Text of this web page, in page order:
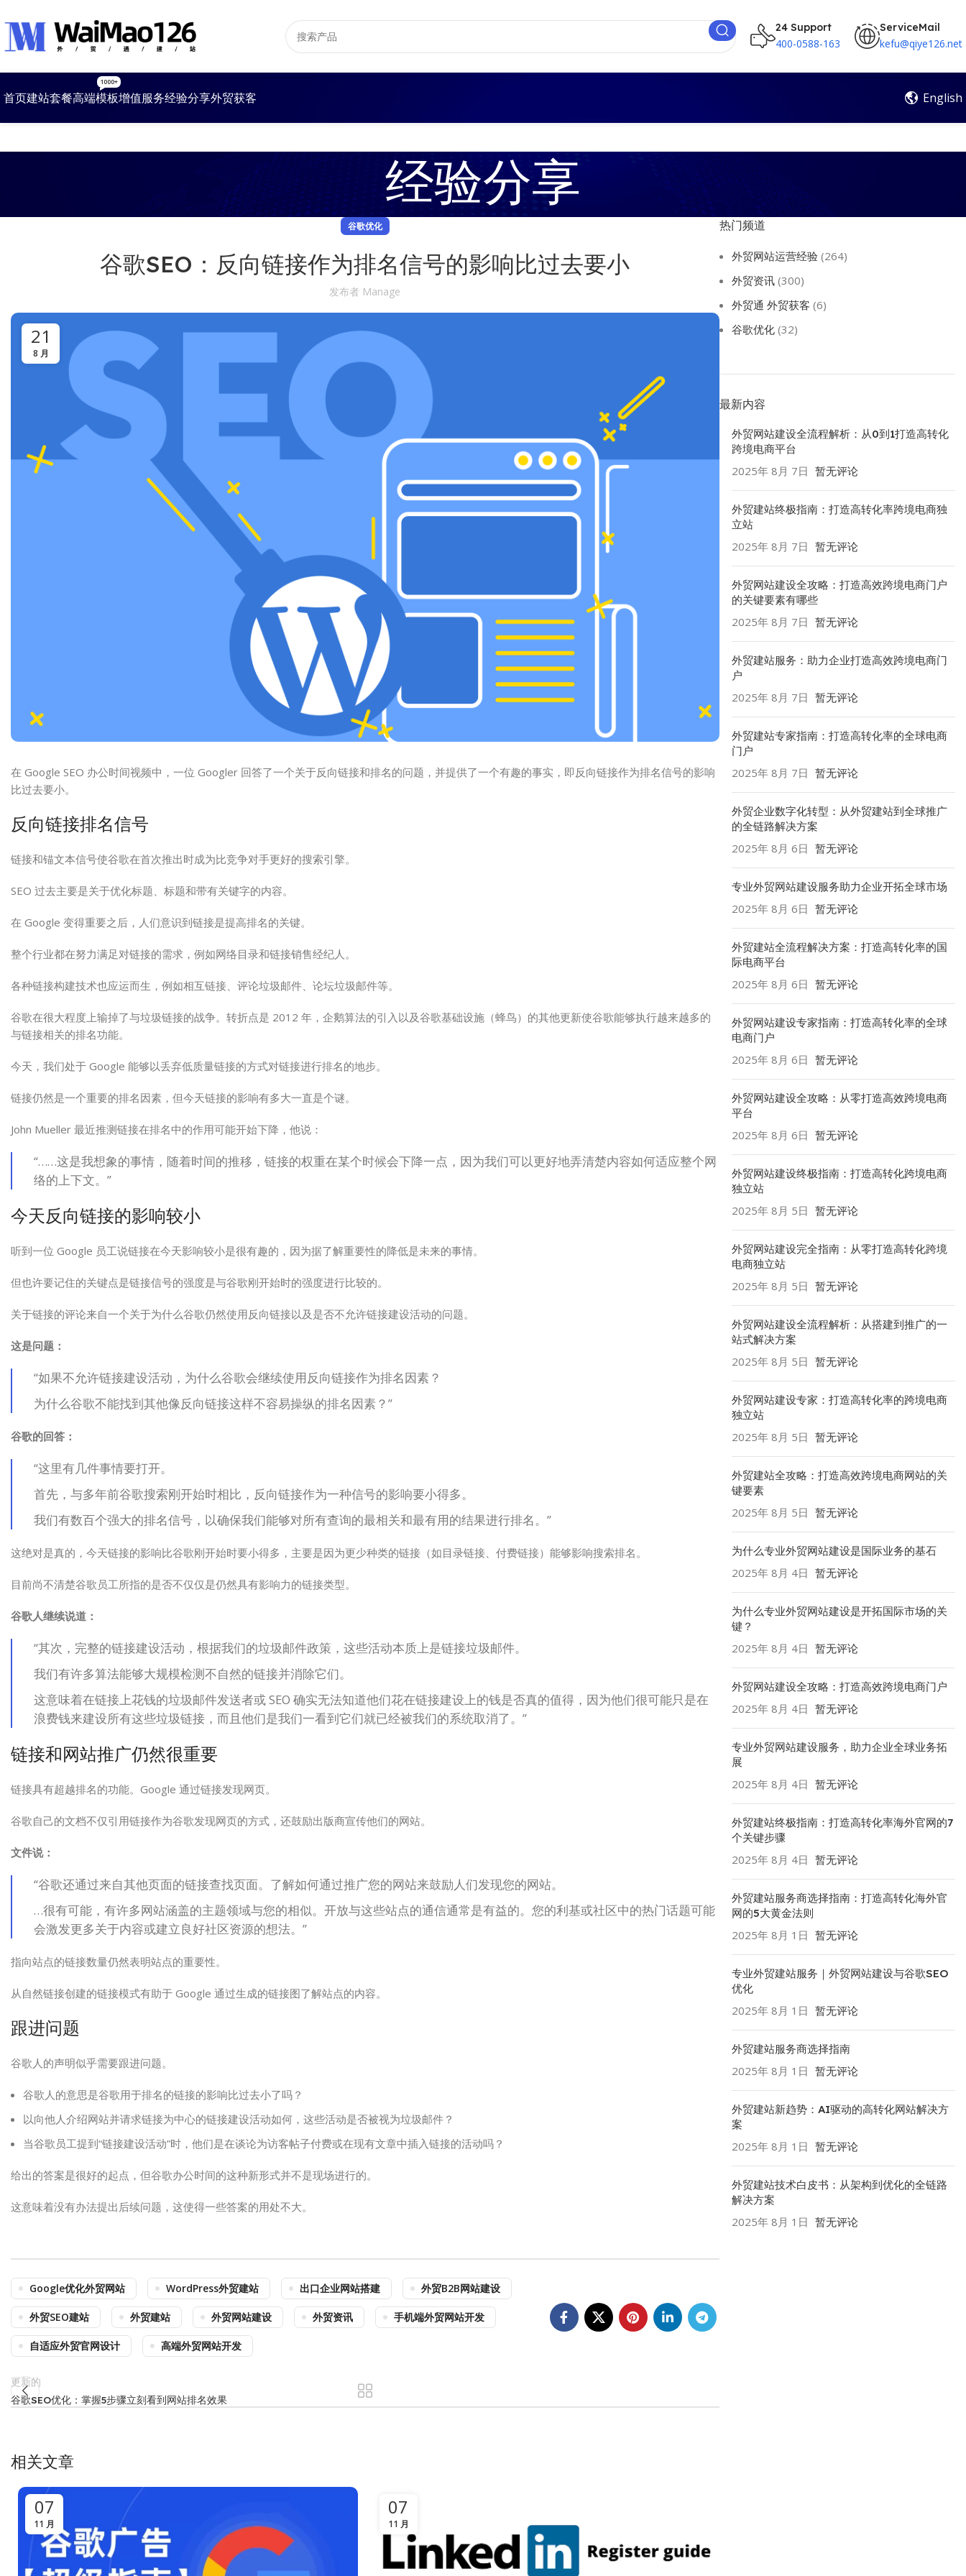
24 Support
400-0588-163
ServiceMail
kefu@qiye126.net
首页建站套餐高端模板
1000+
增值服务经验分享外贸获客 English
经验分享
谷歌优化
谷歌SEO：反向链接作为排名信号的影响比过去要小
发布者 Manage
21
8 月
在 Google SEO 办公时间视频中，一位 Googler 回答了一个关于反向链接和排名的问题，并提供了一个有趣的事实，即反向链接作为排名信号的影响
比过去要小。
反向链接排名信号
链接和锚文本信号使谷歌在首次推出时成为比竞争对手更好的搜索引擎。
SEO 过去主要是关于优化标题、标题和带有关键字的内容。
在 Google 变得重要之后，人们意识到链接是提高排名的关键。
整个行业都在努力满足对链接的需求，例如网络目录和链接销售经纪人。
各种链接构建技术也应运而生，例如相互链接、评论垃圾邮件、论坛垃圾邮件等。
谷歌在很大程度上输掉了与垃圾链接的战争。转折点是 2012 年，企鹅算法的引入以及谷歌基础设施（蜂鸟）的其他更新使谷歌能够执行越来越多的
与链接相关的排名功能。
今天，我们处于 Google 能够以丢弃低质量链接的方式对链接进行排名的地步。
链接仍然是一个重要的排名因素，但今天链接的影响有多大一直是个谜。
John Mueller 最近推测链接在排名中的作用可能开始下降，他说：
“……这是我想象的事情，随着时间的推移，链接的权重在某个时候会下降一点，因为我们可以更好地弄清楚内容如何适应整个网
络的上下文。”
今天反向链接的影响较小
听到一位 Google 员工说链接在今天影响较小是很有趣的，因为据了解重要性的降低是未来的事情。
但也许要记住的关键点是链接信号的强度是与谷歌刚开始时的强度进行比较的。
关于链接的评论来自一个关于为什么谷歌仍然使用反向链接以及是否不允许链接建设活动的问题。
这是问题：
“如果不允许链接建设活动，为什么谷歌会继续使用反向链接作为排名因素？
为什么谷歌不能找到其他像反向链接这样不容易操纵的排名因素？”
谷歌的回答：
“这里有几件事情要打开。
首先，与多年前谷歌搜索刚开始时相比，反向链接作为一种信号的影响要小得多。
我们有数百个强大的排名信号，以确保我们能够对所有查询的最相关和最有用的结果进行排名。”
这绝对是真的，今天链接的影响比谷歌刚开始时要小得多，主要是因为更少种类的链接（如目录链接、付费链接）能够影响搜索排名。
目前尚不清楚谷歌员工所指的是否不仅仅是仍然具有影响力的链接类型。
谷歌人继续说道：
“其次，完整的链接建设活动，根据我们的垃圾邮件政策，这些活动本质上是链接垃圾邮件。
我们有许多算法能够大规模检测不自然的链接并消除它们。
这意味着在链接上花钱的垃圾邮件发送者或 SEO 确实无法知道他们花在链接建设上的钱是否真的值得，因为他们很可能只是在
浪费钱来建设所有这些垃圾链接，而且他们是我们一看到它们就已经被我们的系统取消了。”
链接和网站推广仍然很重要
链接具有超越排名的功能。Google 通过链接发现网页。
谷歌自己的文档不仅引用链接作为谷歌发现网页的方式，还鼓励出版商宣传他们的网站。
文件说：
“谷歌还通过来自其他页面的链接查找页面。了解如何通过推广您的网站来鼓励人们发现您的网站。
…很有可能，有许多网站涵盖的主题领域与您的相似。开放与这些站点的通信通常是有益的。您的利基或社区中的热门话题可能
会激发更多关于内容或建立良好社区资源的想法。”
指向站点的链接数量仍然表明站点的重要性。
从自然链接创建的链接模式有助于 Google 通过生成的链接图了解站点的内容。
跟进问题
谷歌人的声明似乎需要跟进问题。
谷歌人的意思是谷歌用于排名的链接的影响比过去小了吗？
以向他人介绍网站并请求链接为中心的链接建设活动如何，这些活动是否被视为垃圾邮件？
当谷歌员工提到“链接建设活动”时，他们是在谈论为访客帖子付费或在现有文章中插入链接的活动吗？
给出的答案是很好的起点，但谷歌办公时间的这种新形式并不是现场进行的。
这意味着没有办法提出后续问题，这使得一些答案的用处不大。
Google优化外贸网站 WordPress外贸建站 出口企业网站搭建 外贸B2B网站建设
外贸SEO建站 外贸建站 外贸网站建设 外贸资讯 手机端外贸网站开发
自适应外贸官网设计 高端外贸网站开发
更新的
谷歌SEO优化：掌握5步骤立刻看到网站排名效果
相关文章
07
11 月
07
11 月
热门频道
外贸网站运营经验(264)
外贸资讯(300)
外贸通 外贸获客 (6)
谷歌优化(32)
最新内容
外贸网站建设全流程解析：从0到1打造高转化
跨境电商平台
2025年 8月 7日 暂无评论
外贸建站终极指南：打造高转化率跨境电商独
立站
2025年 8月 7日 暂无评论
外贸网站建设全攻略：打造高效跨境电商门户
的关键要素有哪些
2025年 8月 7日 暂无评论
外贸建站服务：助力企业打造高效跨境电商门
户
2025年 8月 7日 暂无评论
外贸建站专家指南：打造高转化率的全球电商
门户
2025年 8月 7日 暂无评论
外贸企业数字化转型：从外贸建站到全球推广
的全链路解决方案
2025年 8月 6日 暂无评论
专业外贸网站建设服务助力企业开拓全球市场
2025年 8月 6日 暂无评论
外贸建站全流程解决方案：打造高转化率的国
际电商平台
2025年 8月 6日 暂无评论
外贸网站建设专家指南：打造高转化率的全球
电商门户
2025年 8月 6日 暂无评论
外贸网站建设全攻略：从零打造高效跨境电商
平台
2025年 8月 6日 暂无评论
外贸网站建设终极指南：打造高转化跨境电商
独立站
2025年 8月 5日 暂无评论
外贸网站建设完全指南：从零打造高转化跨境
电商独立站
2025年 8月 5日 暂无评论
外贸网站建设全流程解析：从搭建到推广的一
站式解决方案
2025年 8月 5日 暂无评论
外贸网站建设专家：打造高转化率的跨境电商
独立站
2025年 8月 5日 暂无评论
外贸建站全攻略：打造高效跨境电商网站的关
键要素
2025年 8月 5日 暂无评论
为什么专业外贸网站建设是国际业务的基石
2025年 8月 4日 暂无评论
为什么专业外贸网站建设是开拓国际市场的关
键？
2025年 8月 4日 暂无评论
外贸网站建设全攻略：打造高效跨境电商门户
2025年 8月 4日 暂无评论
专业外贸网站建设服务，助力企业全球业务拓
展
2025年 8月 4日 暂无评论
外贸建站终极指南：打造高转化率海外官网的7
个关键步骤
2025年 8月 4日 暂无评论
外贸建站服务商选择指南：打造高转化海外官
网的5大黄金法则
2025年 8月 1日 暂无评论
专业外贸建站服务｜外贸网站建设与谷歌SEO
优化
2025年 8月 1日 暂无评论
外贸建站服务商选择指南
2025年 8月 1日 暂无评论
外贸建站新趋势：AI驱动的高转化网站解决方
案
2025年 8月 1日 暂无评论
外贸建站技术白皮书：从架构到优化的全链路
解决方案
2025年 8月 1日 暂无评论